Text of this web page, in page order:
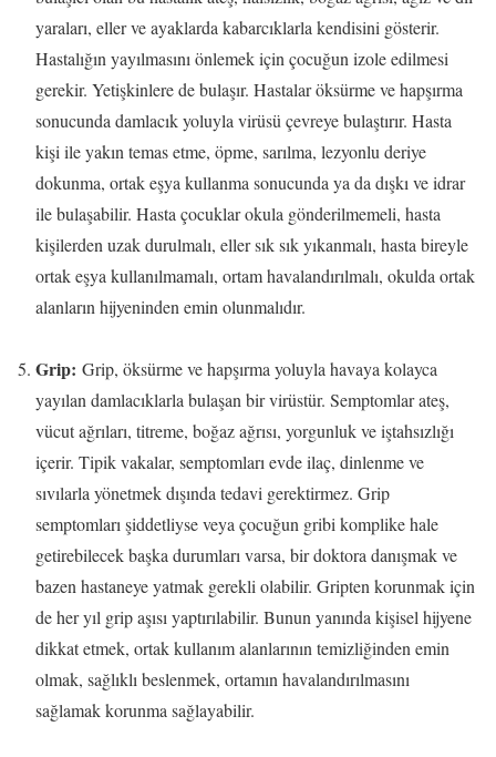
yaraları, eller ve ayaklarda kabarcıklarla kendisini gösterir.
Hastalığın yayılmasını önlemek için çocuğun izole edilmesi
gerekir. Yetişkinlere de bulaşır. Hastalar öksürme ve hapşırma
sonucunda damlacık yoluyla virüsü çevreye bulaştırır. Hasta
kişi ile yakın temas etme, öpme, sarılma, lezyonlu deriye
dokunma, ortak eşya kullanma sonucunda ya da dışkı ve idrar
ile bulaşabilir. Hasta çocuklar okula gönderilmemeli, hasta
kişilerden uzak durulmalı, eller sık sık yıkanmalı, hasta bireyle
ortak eşya kullanılmamalı, ortam havalandırılmalı, okulda ortak
alanların hijyeninden emin olunmalıdır.
Grip: Grip, öksürme ve hapşırma yoluyla havaya kolayca
yayılan damlacıklarla bulaşan bir virüstür. Semptomlar ateş,
vücut ağrıları, titreme, boğaz ağrısı, yorgunluk ve iştahsızlığı
içerir. Tipik vakalar, semptomları evde ilaç, dinlenme ve
sıvılarla yönetmek dışında tedavi gerektirmez. Grip
semptomları şiddetliyse veya çocuğun gribi komplike hale
getirebilecek başka durumları varsa, bir doktora danışmak ve
bazen hastaneye yatmak gerekli olabilir. Gripten korunmak için
de her yıl grip aşısı yaptırılabilir. Bunun yanında kişisel hijyene
dikkat etmek, ortak kullanım alanlarının temizliğinden emin
olmak, sağlıklı beslenmek, ortamın havalandırılmasını
sağlamak korunma sağlayabilir.